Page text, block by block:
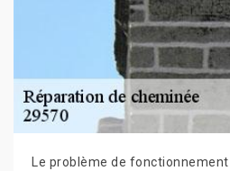
Le problème de